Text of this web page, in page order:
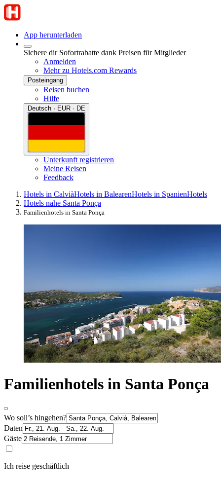
App herunterladen
Sichere dir Sofortrabatte dank Preisen für Mitglieder
Anmelden
Mehr zu Hotels.com Rewards
Posteingang
Reisen buchen
Hilfe
Deutsch · EUR · DE
Unterkunft registrieren
Meine Reisen
Feedback
Hotels in CalviàHotels in BalearenHotels in SpanienHotels
Hotels nahe Santa Ponça
Familienhotels in Santa Ponça
Familienhotels in Santa Ponça
Wo soll’s hingehen?
Daten
Gäste
Ich reise geschäftlich